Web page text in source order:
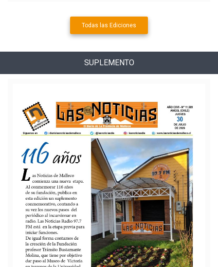
Todas las Ediciones
SUPLEMENTO